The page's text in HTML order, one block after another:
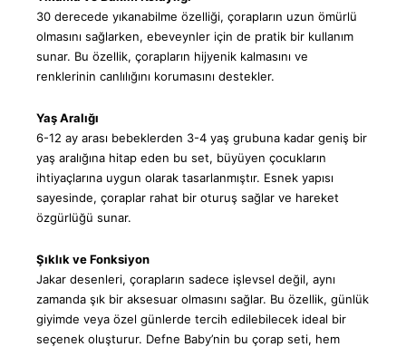
30 derecede yıkanabilme özelliği, çorapların uzun ömürlü
olmasını sağlarken, ebeveynler için de pratik bir kullanım
sunar. Bu özellik, çorapların hijyenik kalmasını ve
renklerinin canlılığını korumasını destekler.
Yaş Aralığı
6-12 ay arası bebeklerden 3-4 yaş grubuna kadar geniş bir
yaş aralığına hitap eden bu set, büyüyen çocukların
ihtiyaçlarına uygun olarak tasarlanmıştır. Esnek yapısı
sayesinde, çoraplar rahat bir oturuş sağlar ve hareket
özgürlüğü sunar.
Şıklık ve Fonksiyon
Jakar desenleri, çorapların sadece işlevsel değil, aynı
zamanda şık bir aksesuar olmasını sağlar. Bu özellik, günlük
giyimde veya özel günlerde tercih edilebilecek ideal bir
seçenek oluşturur. Defne Baby’nin bu çorap seti, hem